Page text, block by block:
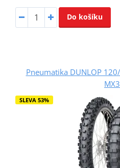
Do košíku
Pneumatika DUNLOP
SLEVA 53%